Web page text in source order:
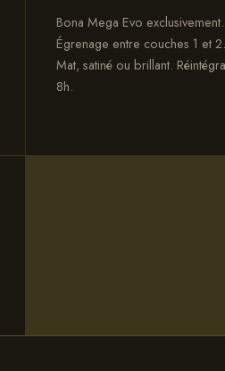
Bona Mega Evo exclusivement.
Égrenage entre couches 1 et 2.
Mat, satiné ou brillant.
8h.